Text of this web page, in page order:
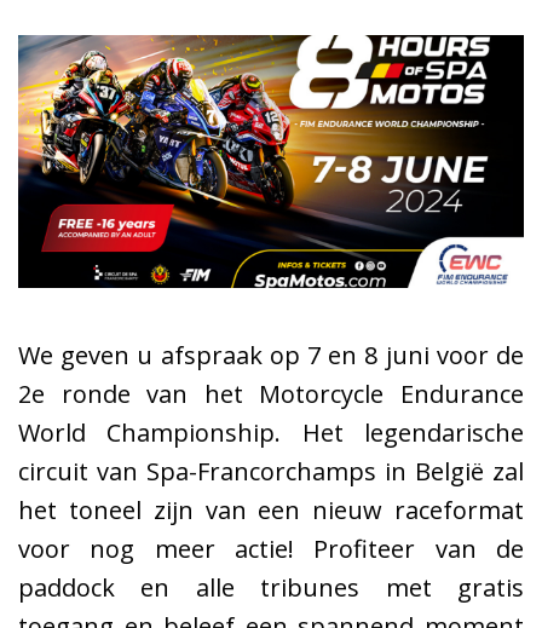
We geven u afspraak op 7 en 8 juni voor de
2e ronde van het Motorcycle Endurance
World Championship. Het legendarische
circuit van Spa-Francorchamps in België zal
het toneel zijn van een nieuw raceformat
voor nog meer actie! Profiteer van de
paddock en alle tribunes met gratis